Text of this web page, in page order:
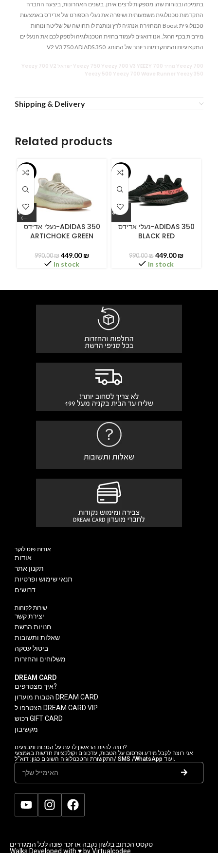
בתמיכה ובנוחות שהן מספקות לרצים איתן. בשנים האחרונות, ביצעה החברה
התקדמות טכנולוגית משמעותית ושיפרה את נעלי הספורט של אדידס באמצעות
טכנולוגיית Boost המחזירה אנרגיה לרץ ונותנת לו תחושה של שליטה ונוחות
מירבית בכף הרגל. אנו דואגים לעמוד בחזית הטכנולוגיה ולספק לכם את הנעליים
המקצועיות והמתקדמות ביותר של המותג. V2 V3 750 ADIADS 350
Yeezy 700 מחיר Yeezy 750 Yeezy 700 V3 YEEZY 700 ישראל Yeezy 700 V2
Yeezy 500 Yeezy 700 Wave Runner Yeezy 350
Shipping & Delivery
Related products
-55%
נעלי אדידס-ADIDAS 350
ARTICHOKE GREEN
990.00₪ 449.00₪
In stock
-55%
נעלי אדידס-ADIDAS 350
BLACK RED
990.00₪ 449.00₪
In stock
אודות פוט לוקר
אודות
תקנון אתר
תנאי שימוש ופרטיות
דרושים
שירות לקוחות
יצירת קשר
חנויות הרשת
שאלות ותשובות
ביטול עסקה
משלוחים והחזרות
DREAM CARD
איך מצטרפים?
הטבות מועדון DREAM CARD
הצטרפו ל DREAM CARD VIP
רכוש GIFT CARD
מקשיבון
רוצה להיות הראשון לדעת על הטבות ומבצעים?
אני רוצה לקבל מידע ופרסום על הטבות, עדכונים וקולקציות חדשות באמצעי
התקשורת והטכנולוגיה השונים כגון: דוא"ל/ SMS /WhatsApp ועוד.
טקסט הכתוב בלשון נקבה או זכר פונה לכל המגדרים
Walks Developed with ♥ by Virtualcodee